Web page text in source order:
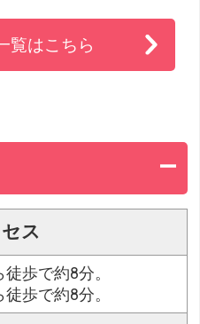
覧はこちら
ス
歩で約8分。
歩で約8分。